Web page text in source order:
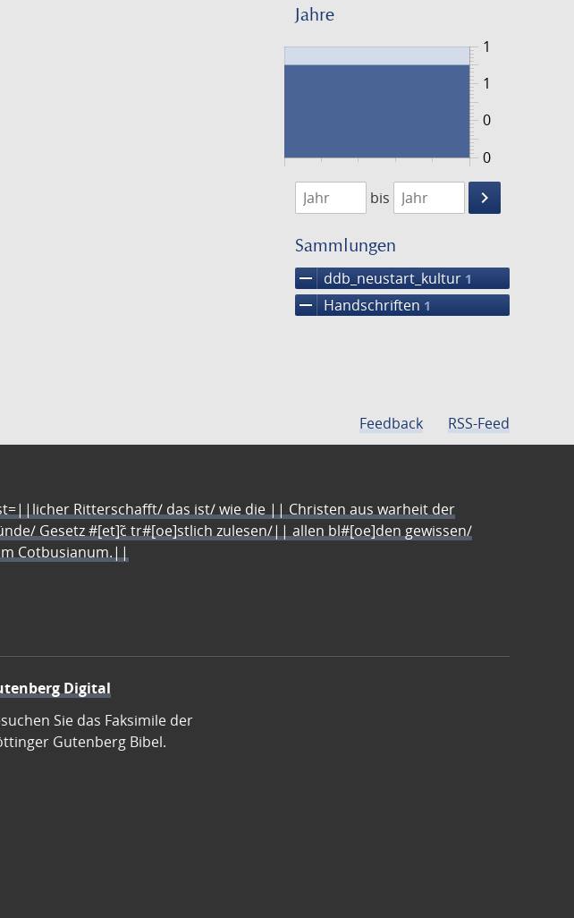
Jahre
0
1
0
1
1474
1475
bis
keyboard_arrow_right
Suche
Sammlungen
remove ddb_neustart_kultur 1
remove Handschriften 1
Feedback RSS-Feed
Ritterschafft/ das ist/ wie die || Christen aus warheit der
Gesetz #[et]c̃ tr#[oe]stlich zulesen/|| allen bl#[oe]den gewissen/
Cotbusianum.||
Digital
Sie das Faksimile der
Gutenberg Bibel.